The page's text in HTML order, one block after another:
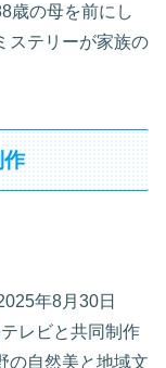
歳の母を前にし
ステリーが家族の
作
年8月30日
レビと共同制作
の自然美と地域文